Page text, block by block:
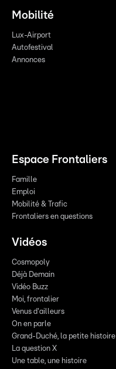
Mobilité
Lux-Airport
Autofestival
Annonces
Espace Frontaliers
Famille
Emploi
Mobilité & Trafic
Frontaliers en questions
Vidéos
Cosmopoly
Déjà Demain
Vidéo Buzz
Moi, frontalier
Venus d'ailleurs
On en parle
Grand-Duché, la petite histoire
La question X
Une table, une histoire